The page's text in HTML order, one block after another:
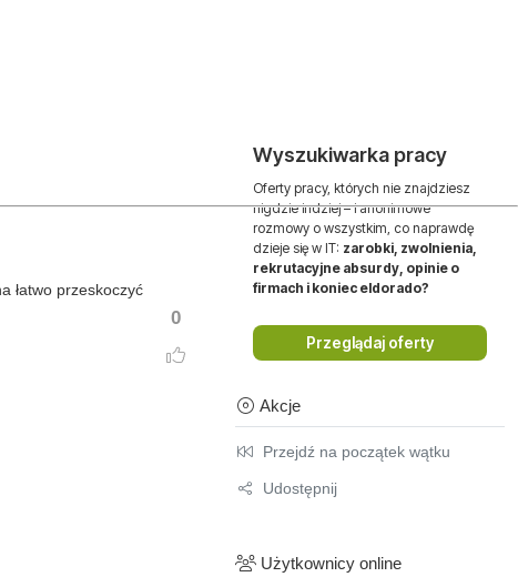
0
łatwo przeskoczyć
Wyszukiwarka pracy
Oferty pracy, których nie znajdziesz
nigdzie indziej – i anonimowe
rozmowy o wszystkim, co naprawdę
dzieje się w IT: zarobki, zwolnienia,
rekrutacyjne absurdy, opinie o
firmach i koniec eldorado?
Przeglądaj oferty
Akcje
Przejdź na początek wątku
Udostępnij
Użytkownicy online